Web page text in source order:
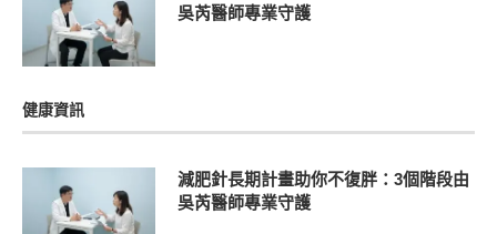
吳芮醫師專業守護
健康資訊
減肥針長期計畫助你不復胖：3個階段由
吳芮醫師專業守護